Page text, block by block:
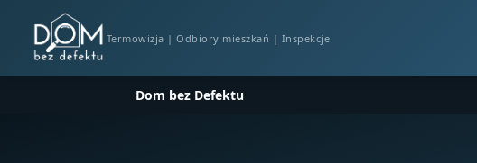
Termowizja | Odbiory mieszkań | Inspekcje
Dom bez Defektu